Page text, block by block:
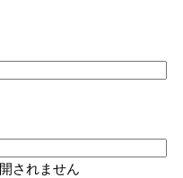
されません